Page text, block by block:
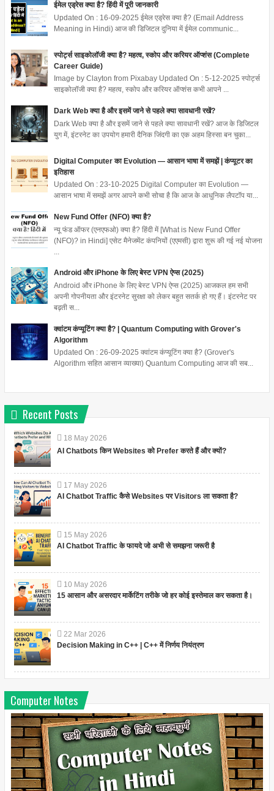
ईमेल एड्रेस क्या है? हिंदी में पूरी जानकारी
Updated On : 16-09-2025 ईमेल एड्रेस क्या है? (Email Address
Meaning in Hindi) आज की डिजिटल दुनिया में ईमेल communic...
स्पोर्ट्स साइकोलॉजी क्या है? महत्व, स्कोप और करियर ऑप्शंस (Complete
Career Guide)
Image by Clayton from Pixabay Updated On : 5-12-2025 स्पोर्ट्स
साइकोलॉजी क्या है? महत्व, स्कोप और करियर ऑप्शंस कभी आपने ...
Dark Web क्या है और इसमें जाने से पहले क्या सावधानी रखें?
Dark Web क्या है और इसमें जाने से पहले क्या सावधानी रखें? आज के डिजिटल
युग में, इंटरनेट का उपयोग हमारी दैनिक जिंदगी का एक अहम हिस्सा बन चुका...
Digital Computer का Evolution — आसान भाषा में समझें | कंप्यूटर का
इतिहास
Updated On : 23-10-2025 Digital Computer का Evolution —
आसान भाषा में समझें अगर आपने कभी सोचा है कि आज के आधुनिक लैपटॉप या...
New Fund Offer (NFO) क्या है?
न्यू फंड ऑफर (एनएफओ) क्या है? हिंदी में [What is New Fund Offer
(NFO)? in Hindi] एसेट मैनेजमेंट कंपनियों (एएमसी) द्वारा शुरू की गई नई योजना
Android और iPhone के लिए बेस्ट VPN ऐप्स (2025)
Android और iPhone के लिए बेस्ट VPN ऐप्स (2025) आजकल हम सभी
अपनी गोपनीयता और इंटरनेट सुरक्षा को लेकर बहुत सतर्क हो गए हैं। इंटरनेट पर
बढ़ती स...
क्वांटम कंप्यूटिंग क्या है? | Quantum Computing with Grover's
Algorithm
Updated On : 26-09-2025 क्वांटम कंप्यूटिंग क्या है? (Grover's
Algorithm सहित आसान व्याख्या) Quantum Computing आज की सब...
Recent Posts
18 May 2026
AI Chatbots किन Websites को Prefer करते हैं और क्यों?
17 May 2026
AI Chatbot Traffic कैसे Websites पर Visitors ला सकता है?
15 May 2026
AI Chatbot Traffic के फायदे जो अभी से समझना जरूरी है
10 May 2026
15 आसान और असरदार मार्केटिंग तरीके जो हर कोई इस्तेमाल कर सकता है।
22 Mar 2026
Decision Making in C++ | C++ में निर्णय नियंत्रण
Computer Notes